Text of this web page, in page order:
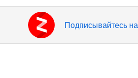
Подписывайтесь